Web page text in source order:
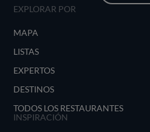
EXPLORAR POR
MAPA
LISTAS
EXPERTOS
DESTINOS
TODOS LOS RESTAURANTES
INSPIRACIÓN